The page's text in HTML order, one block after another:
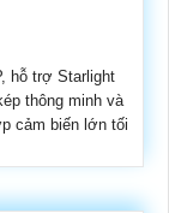
hỗ trợ Starlight
thông minh và
cảm biến lớn tối